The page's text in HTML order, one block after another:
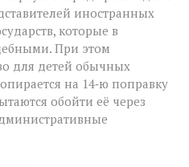
иностранных
которые в
При этом
для детей обычных
на 14‑ю поправку
обойти её через